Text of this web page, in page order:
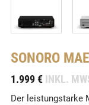
SONORO
1.999 € INKL.
Der leistungstarke